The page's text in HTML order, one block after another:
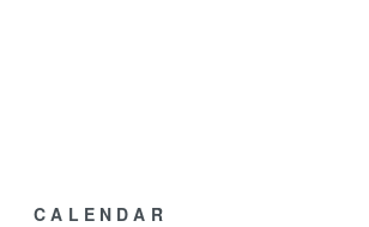
CALENDAR